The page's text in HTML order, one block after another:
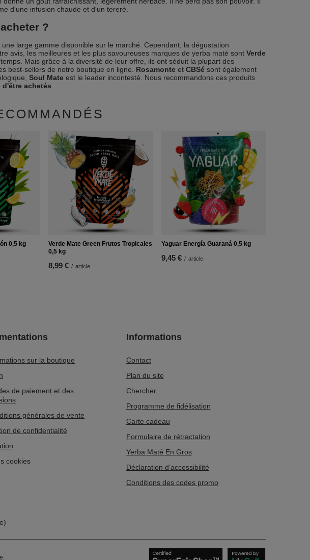
d'une infusion chaude et d'un tereré.
?
large gamme disponible sur le marché. Cependant, la dégustation
avis, les meilleures et les plus savoureuses marques de yerba maté sont Verde
Mais grâce à la diversité de leur offre, ils ont séduit la plupart des
best-sellers de notre boutique en ligne. Rosamonte et CBSé sont également
Soul Mate est le leader incontesté. Nous recommandons ces produits
achetés
0,5 kg
Verde Mate Green Frutos Tropicales
0,5 kg
8,99 € / article
Yaguar Energía Guaraná 0,5 kg
9,45 € / article
sur la boutique
de paiement et des
générales de vente
de confidentialité
cookies
Informations
Contact
Plan du site
Chercher
Programme de fidélisation
Carte cadeau
Formulaire de rétractation
Yerba Maté En Gros
Déclaration d’accessibilité
Conditions des codes promo
.